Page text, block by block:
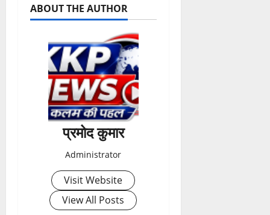
ABOUT THE AUTHOR
प्रमोद कुमार
Administrator
Visit Website
View All Posts